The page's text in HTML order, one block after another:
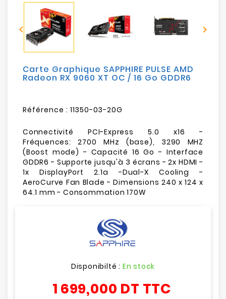
Sécurité
Mobilités
Loisirs
 
Carte Graphique SAPPHIRE PULSE AMD
Radeon RX 9060 XT OC / 16 Go GDDR6
Référence : 11350-03-20G
Connectivité PCI-Express 5.0 x16 -
Fréquences: 2700 MHz (base), 3290 MHZ
(Boost mode) - Capacité 16 Go - Interface
GDDR6 - Supporte jusqu'à 3 écrans - 2x HDMI -
1x DisplayPort 2.1a -Dual-X Cooling -
AeroCurve Fan Blade - Dimensions 240 x 124 x
64.1 mm - Consommation 170W
Disponibilté : En stock
1 699,000 DT TTC